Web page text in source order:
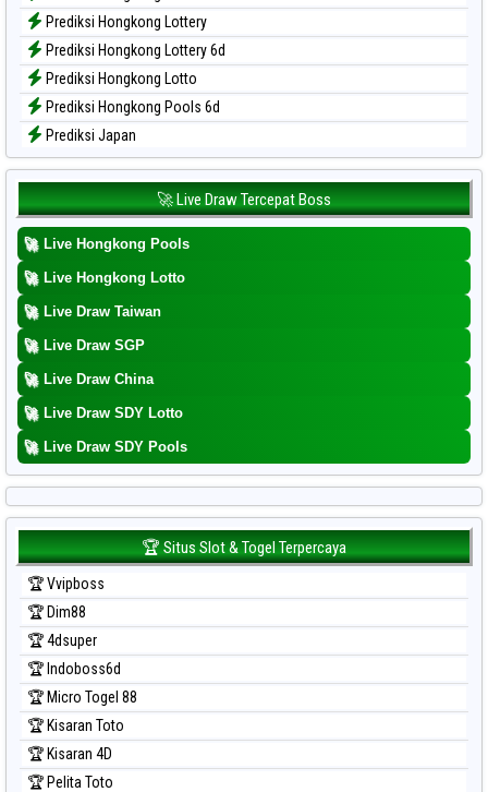
Prediksi Hongkong Lottery
Prediksi Hongkong Lottery 6d
Prediksi Hongkong Lotto
Prediksi Hongkong Pools 6d
Prediksi Japan
Prediksi Japan 6d
Prediksi Korea
Prediksi Kuda Lari
Prediksi Magnum Cambodia
Prediksi Nagoya
Prediksi North Carolina Day
Prediksi Singapore
Prediksi Sydney
Prediksi Sydney Lottery
Prediksi Sydney Lottery 6d
Prediksi Sydney Lotto
Prediksi Sydney Pools 6d
Prediksi Taipei
Prediksi Taiwan
🚀 Live Draw Tercepat Boss
🚀 Live Hongkong Pools
🚀 Live Hongkong Lotto
🚀 Live Draw Taiwan
🚀 Live Draw SGP
🚀 Live Draw China
🚀 Live Draw SDY Lotto
🚀 Live Draw SDY Pools
🏆 Situs Slot & Togel Terpercaya
🏆 Vvipboss
🏆 Dim88
🏆 4dsuper
🏆 Indoboss6d
🏆 Micro Togel 88
🏆 Kisaran Toto
🏆 Kisaran 4D
🏆 Pelita Toto